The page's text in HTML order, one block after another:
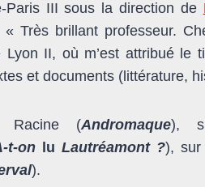
Paris III sous la direction de
« Très brillant professeur.
Lyon II, où m’est attribué le
et documents (littérature,
Racine (Andromaque),
t-on lu Lautréamont ?), sur
).